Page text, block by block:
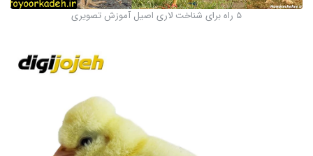
5 راه برای شناخت لاری اصیل آموزش تصویری